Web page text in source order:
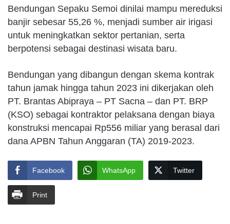
Bendungan Sepaku Semoi dinilai mampu mereduksi
banjir sebesar 55,26 %, menjadi sumber air irigasi
untuk meningkatkan sektor pertanian, serta
berpotensi sebagai destinasi wisata baru.
Bendungan yang dibangun dengan skema kontrak
tahun jamak hingga tahun 2023 ini dikerjakan oleh
PT. Brantas Abipraya – PT Sacna – dan PT. BRP
(KSO) sebagai kontraktor pelaksana dengan biaya
konstruksi mencapai Rp556 miliar yang berasal dari
dana APBN Tahun Anggaran (TA) 2019-2023.
Facebook WhatsApp Twitter
Print